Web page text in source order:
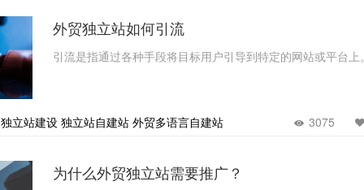
外贸独立站如何引流
引流是指通过各种手段将目标用户引导到特定的网站或平台上。
独立站建设 独立站自建站 外贸多语言自建站 3075
为什么外贸独立站需要推广？